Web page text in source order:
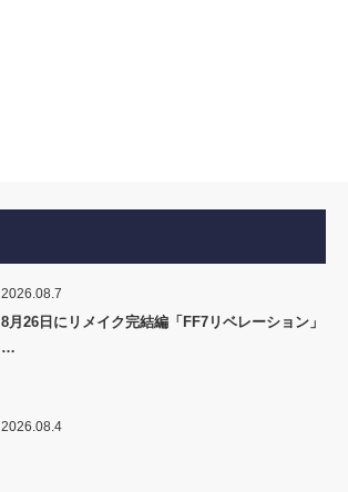
2026.08.7
8月26日にリメイク完結編「FF7リベレーション」
…
2026.08.4